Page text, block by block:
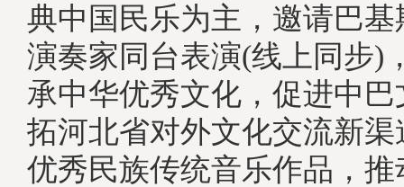
典中国民乐为主，邀请巴
演奏家同台表演(线上同步)
承中华优秀文化，促进中
拓河北省对外文化交流新
优秀民族传统音乐作品，